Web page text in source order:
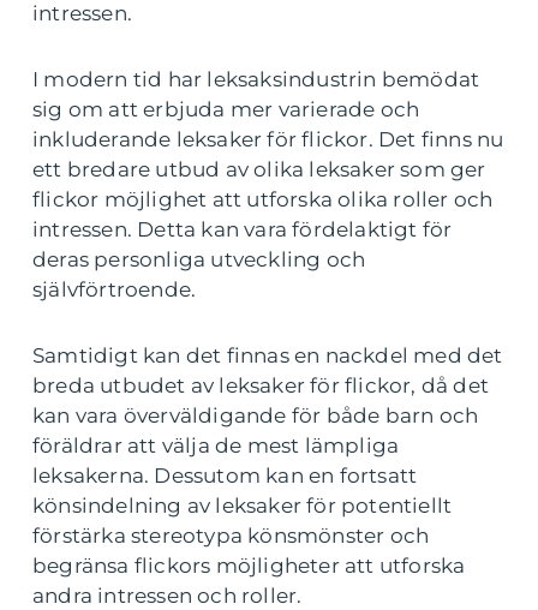
intressen.
I modern tid har leksaksindustrin bemödat
sig om att erbjuda mer varierade och
inkluderande leksaker för flickor. Det finns nu
ett bredare utbud av olika leksaker som ger
flickor möjlighet att utforska olika roller och
intressen. Detta kan vara fördelaktigt för
deras personliga utveckling och
självförtroende.
Samtidigt kan det finnas en nackdel med det
breda utbudet av leksaker för flickor, då det
kan vara överväldigande för både barn och
föräldrar att välja de mest lämpliga
leksakerna. Dessutom kan en fortsatt
könsindelning av leksaker för potentiellt
förstärka stereotypa könsmönster och
begränsa flickors möjligheter att utforska
andra intressen och roller.